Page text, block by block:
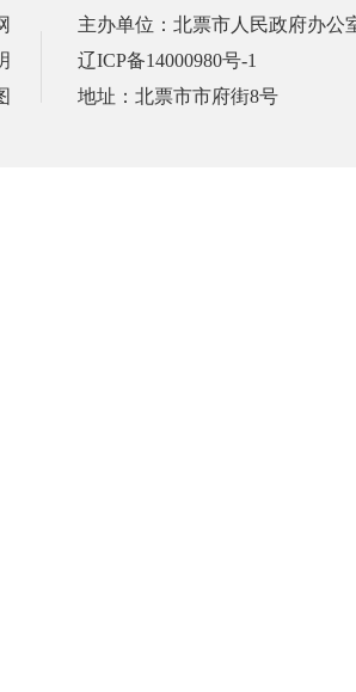
主办单位：北票市人民政府办公
辽ICP备14000980号-1
地址：北票市市府街8号